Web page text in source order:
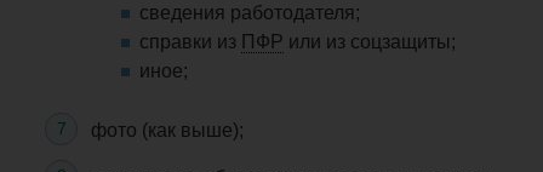
сведения работодателя;
справки из ПФР или из соцзащиты;
иное;
фото (как выше);